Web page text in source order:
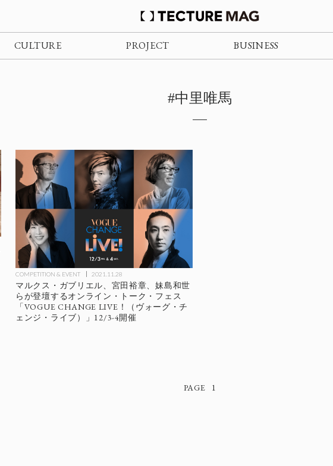
CULTURE PROJECT BUSINESS
#中里唯馬
COMPETITION & EVENT 2021.11.28
マルクス・ガブリエル、宮田裕章、妹島和世
らが登壇するオンライン・トーク・フェス
「VOGUE CHANGE LIVE！（ヴォーグ・チ
ェンジ・ライブ）」12/3-4開催
1